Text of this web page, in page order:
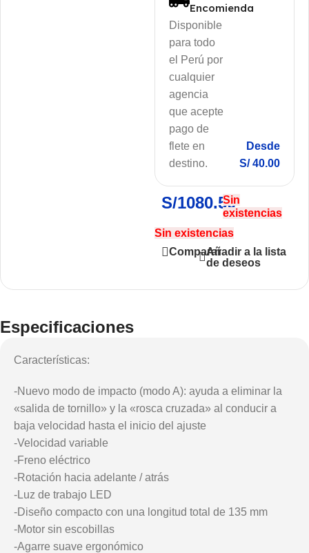
Encomienda
Disponible
para todo
el Perú por
cualquier
agencia
que acepte
pago de
flete en
destino.
Desde
S/ 40.00
S/1080.50
Sin
existencias
Sin existencias
CompararAñadir a la lista
de deseos
Especificaciones
Características:
-Nuevo modo de impacto (modo A): ayuda a eliminar la
«salida de tornillo» y la «rosca cruzada» al conducir a
baja velocidad hasta el inicio del ajuste
-Velocidad variable
-Freno eléctrico
-Rotación hacia adelante / atrás
-Luz de trabajo LED
-Diseño compacto con una longitud total de 135 mm
-Motor sin escobillas
-Agarre suave ergonómico